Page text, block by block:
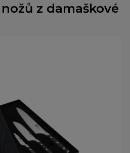
z damaškové